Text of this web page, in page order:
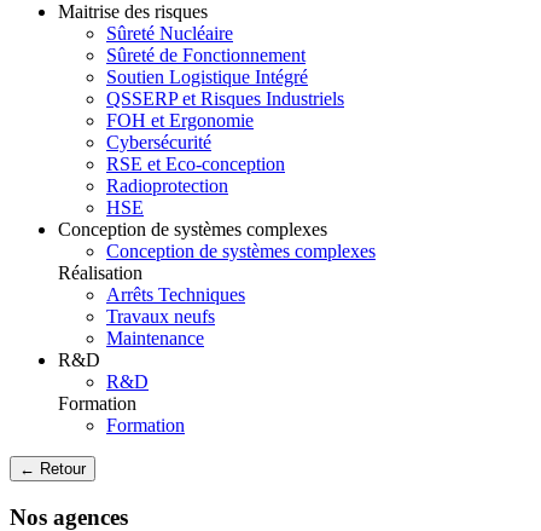
Maitrise des risques
Sûreté Nucléaire
Sûreté de Fonctionnement
Soutien Logistique Intégré
QSSERP et Risques Industriels
FOH et Ergonomie
Cybersécurité
RSE et Eco-conception
Radioprotection
HSE
Conception de systèmes complexes
Conception de systèmes complexes
Réalisation
Arrêts Techniques
Travaux neufs
Maintenance
R&D
R&D
Formation
Formation
← Retour
Nos agences